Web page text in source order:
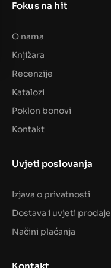
Fokus na hit
O nama
Knjižara
Recenzije
Katalozi
Poklon bonovi
Kontakt
Uvjeti poslovanja
Izjava o privatnosti
Dostava i uvjeti prodaje
Načini plaćanja